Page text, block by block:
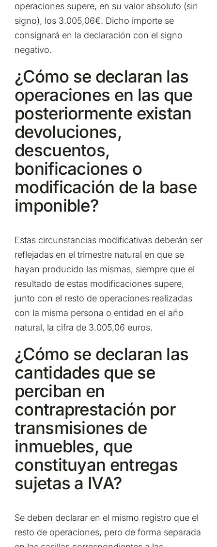
operaciones supere, en su valor absoluto (sin
signo), los 3.005,06€. Dicho importe se
consignará en la declaración con el signo
negativo.
¿Cómo se declaran las
operaciones en las que
posteriormente existan
devoluciones,
descuentos,
bonificaciones o
modificación de la base
imponible?
Estas circunstancias modificativas deberán ser
reflejadas en el trimestre natural en que se
hayan producido las mismas, siempre que el
resultado de estas modificaciones supere,
junto con el resto de operaciones realizadas
con la misma persona o entidad en el año
natural, la cifra de 3.005,06 euros.
¿Cómo se declaran las
cantidades que se
perciban en
contraprestación por
transmisiones de
inmuebles, que
constituyan entregas
sujetas a IVA?
Se deben declarar en el mismo registro que el
resto de operaciones, pero de forma separada